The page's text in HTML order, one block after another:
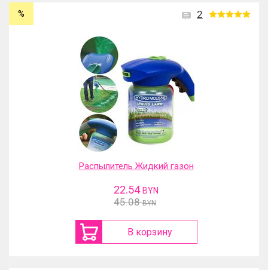
2
%
Распылитель Жидкий газон
22.54 BYN
45.08 BYN
В корзину